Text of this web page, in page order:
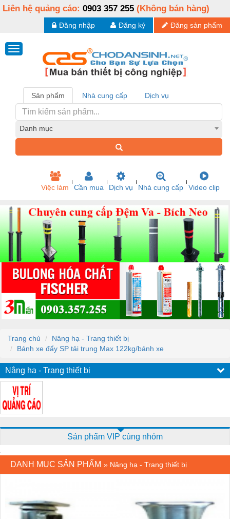
Liên hệ quảng cáo: 0903 357 255 (Không bán hàng)
Đăng sản phẩm
Đăng ký
Đăng nhập
Sản phẩm Nhà cung cấp Dịch vụ
Danh mục
Việc làm Cần mua Dịch vụ Nhà cung cấp Video clip
Trang chủ
Nâng hạ - Trang thiết bị
Bánh xe đẩy SP tải trung Max 122kg/bánh xe
Nâng hạ - Trang thiết bị
Sản phẩm VIP cùng nhóm
DANH MỤC SẢN PHẨM » Nâng hạ - Trang thiết bị